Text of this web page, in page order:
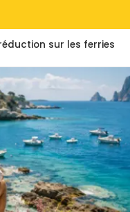
réduction sur les ferries